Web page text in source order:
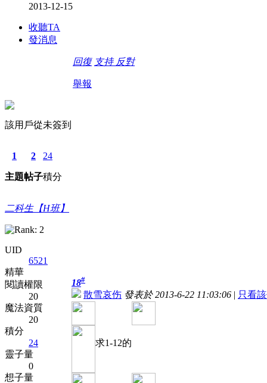
2013-12-15
收聽TA
發消息
回復 支持 反對
舉報
該用戶從未簽到
1
主題
2
帖子
24
積分
二科生【H班】
UID
6521
精華
閱讀權限
20
魔法資質
20
積分
24
靈子量
0
想子量
18#
散雪哀伤 發表於 2013-6-22 11:03:06 | 只看
求1-12的